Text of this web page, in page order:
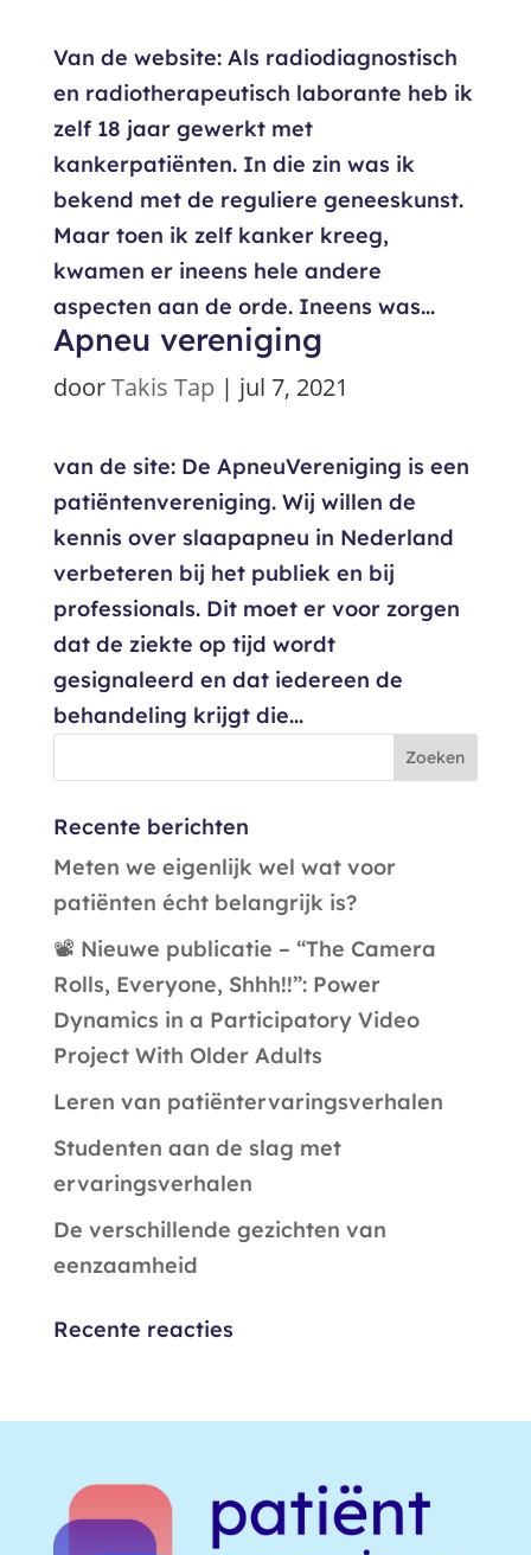
Van de website: Als radiodiagnostisch
en radiotherapeutisch laborante heb ik
zelf 18 jaar gewerkt met
kankerpatiënten. In die zin was ik
bekend met de reguliere geneeskunst.
Maar toen ik zelf kanker kreeg,
kwamen er ineens hele andere
aspecten aan de orde. Ineens was...
Apneu vereniging
doorTakis Tap | jul 7, 2021
van de site: De ApneuVereniging is een
patiëntenvereniging. Wij willen de
kennis over slaapapneu in Nederland
verbeteren bij het publiek en bij
professionals. Dit moet er voor zorgen
dat de ziekte op tijd wordt
gesignaleerd en dat iedereen de
behandeling krijgt die...
Recente berichten
Meten we eigenlijk wel wat voor
patiënten écht belangrijk is?
📽️ Nieuwe publicatie – “The Camera
Rolls, Everyone, Shhh!!”: Power
Dynamics in a Participatory Video
Project With Older Adults
Leren van patiëntervaringsverhalen
Studenten aan de slag met
ervaringsverhalen
De verschillende gezichten van
eenzaamheid
Recente reacties